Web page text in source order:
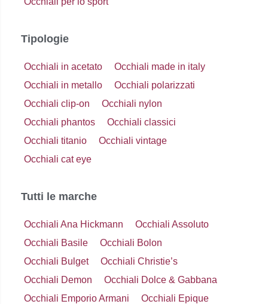
Tipologie
Occhiali in acetato
Occhiali made in italy
Occhiali in metallo
Occhiali polarizzati
Occhiali clip-on
Occhiali nylon
Occhiali phantos
Occhiali classici
Occhiali titanio
Occhiali vintage
Occhiali cat eye
Tutti le marche
Occhiali Ana Hickmann
Occhiali Assoluto
Occhiali Basile
Occhiali Bolon
Occhiali Bulget
Occhiali Christie’s
Occhiali Demon
Occhiali Dolce & Gabbana
Occhiali Emporio Armani
Occhiali Epique